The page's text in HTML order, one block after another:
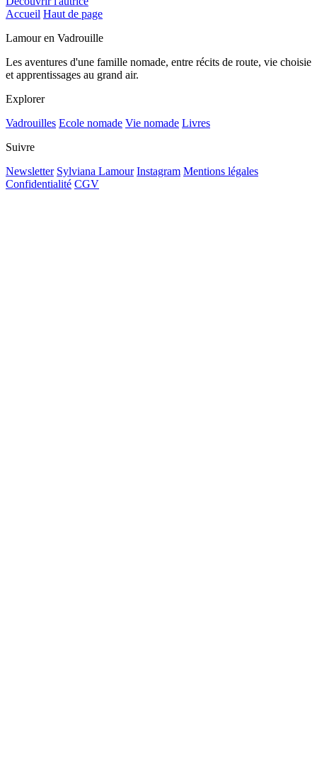
Accueil Haut de page
Lamour en Vadrouille
Les aventures d'une famille nomade, entre récits de route, vie choisie
et apprentissages au grand air.
Explorer
Vadrouilles Ecole nomade Vie nomade Livres
Suivre
Newsletter Sylviana Lamour Instagram Mentions légales
Confidentialité CGV